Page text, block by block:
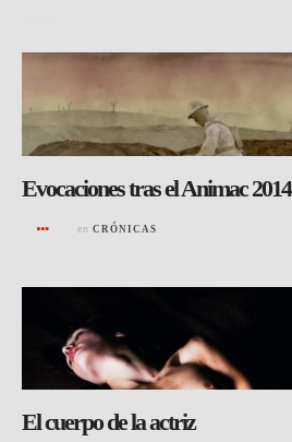
Evocaciones tras el Animac 2014
en CRÓNICAS
El cuerpo de la actriz